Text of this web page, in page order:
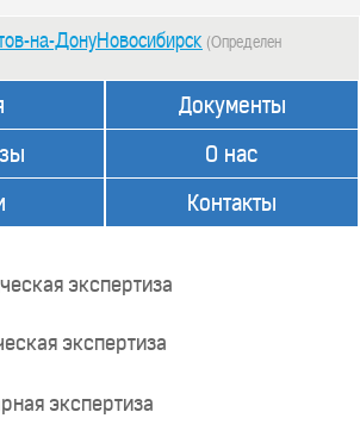
на-ДонуНовосибирск (Определен
Документы
О нас
Контакты
экспертиза
экспертиза
экспертиза